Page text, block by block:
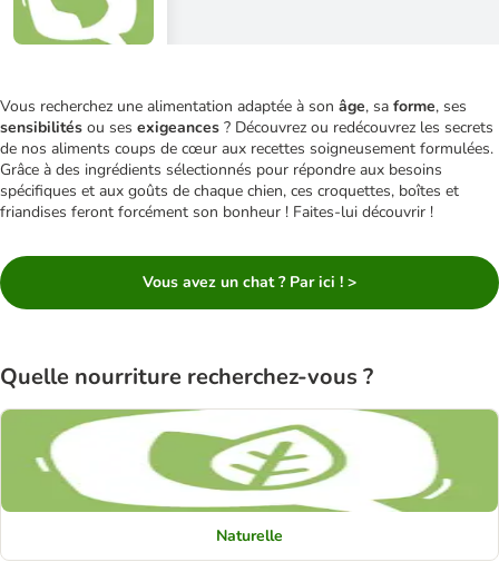
Vous recherchez une alimentation adaptée à son âge, sa forme, ses
sensibilités ou ses exigeances ? Découvrez ou redécouvrez les secrets
de nos aliments coups de cœur aux recettes soigneusement formulées.
Grâce à des ingrédients sélectionnés pour répondre aux besoins
spécifiques et aux goûts de chaque chien, ces croquettes, boîtes et
friandises feront forcément son bonheur ! Faites-lui découvrir !
Vous avez un chat ? Par ici ! >
Quelle nourriture recherchez-vous ?
Naturelle